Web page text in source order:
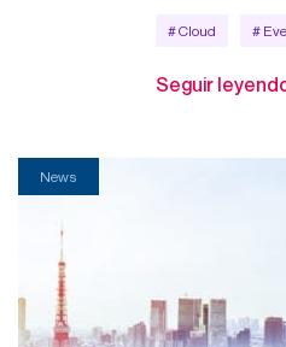
# Cloud #
Seguir
News